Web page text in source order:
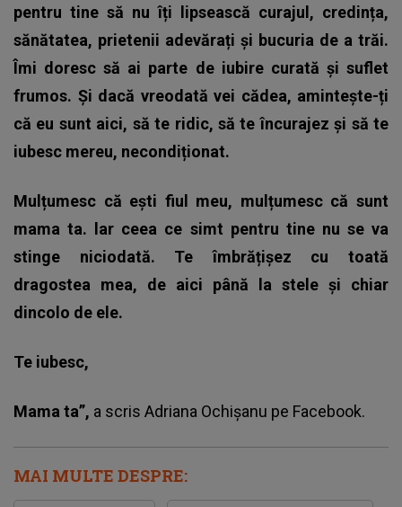
pentru tine să nu îți lipsească curajul, credința,
sănătatea, prietenii adevărați și bucuria de a trăi.
Îmi doresc să ai parte de iubire curată şi suflet
frumos. Şi dacă vreodată vei cădea, amintește-ți
că eu sunt aici, să te ridic, să te încurajez și să te
iubesc mereu, necondiționat.
Mulțumesc că ești fiul meu, mulțumesc că sunt
mama ta. lar ceea ce simt pentru tine nu se va
stinge niciodată. Te îmbrățișez cu toată
dragostea mea, de aici până la stele și chiar
dincolo de ele.
Te iubesc,
Mama ta”, a scris Adriana Ochișanu pe Facebook.
MAI MULTE DESPRE: